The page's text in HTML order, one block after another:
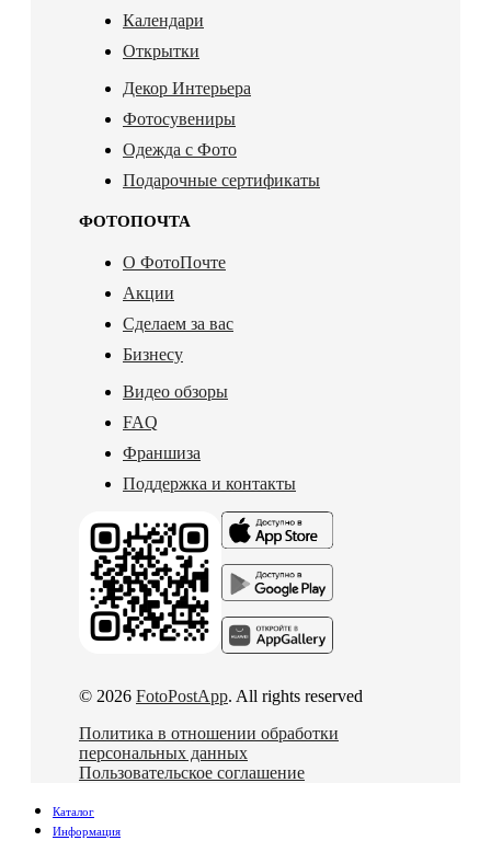
Календари
Открытки
Декор Интерьера
Фотосувениры
Одежда с Фото
Подарочные сертификаты
ФОТОПОЧТА
О ФотоПочте
Акции
Сделаем за вас
Бизнесу
Видео обзоры
FAQ
Франшиза
Поддержка и контакты
© 2026 FotoPostApp. All rights reserved
Политика в отношении обработки
персональных данных
Пользовательское соглашение
Каталог
Информация